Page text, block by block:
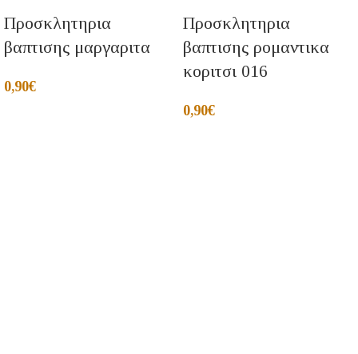
Προσκλητηρια
βαπτισης μαργαριτα
0,90€
Προσκλητηρια
βαπτισης ρομαντικα
κοριτσι 016
0,90€